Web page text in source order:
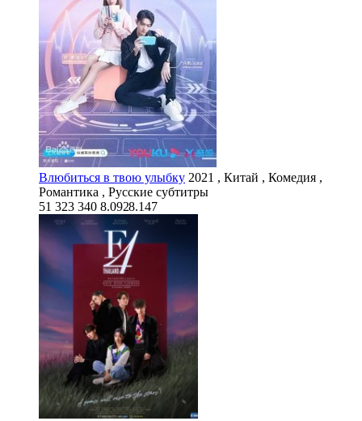
Влюбиться в твою улыбку 2021 , Китай , Комедия ,
Романтика , Русские субтитры
51 323 340 8.0928.147